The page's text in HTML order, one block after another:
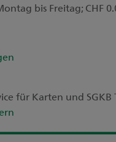
bis Freitag; CHF
für Karten und SGKB